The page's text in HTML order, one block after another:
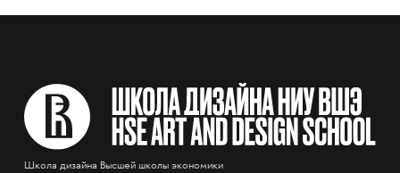
Школа дизайна Высшей школы экономики